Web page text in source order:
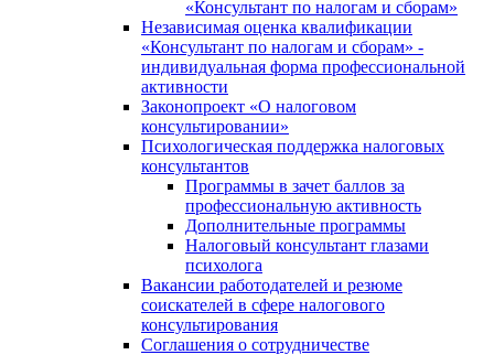
«Консультант по налогам и сборам»
Независимая оценка квалификации
«Консультант по налогам и сборам» -
индивидуальная форма профессиональной
активности
Законопроект «О налоговом
консультировании»
Психологическая поддержка налоговых
консультантов
Программы в зачет баллов за
профессиональную активность
Дополнительные программы
Налоговый консультант глазами
психолога
Вакансии работодателей и резюме
соискателей в сфере налогового
консультирования
Соглашения о сотрудничестве